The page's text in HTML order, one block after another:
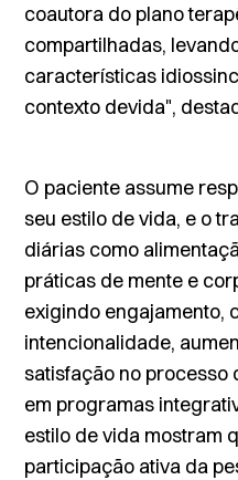
coautora do plano
compartilhadas,
características
contexto devida",
O paciente assume
seu estilo de vida, e o
diárias como
práticas de mente e
exigindo engajamento,
intencionalidade,
satisfação no processo
em programas
estilo de vida mostram
participação ativa da